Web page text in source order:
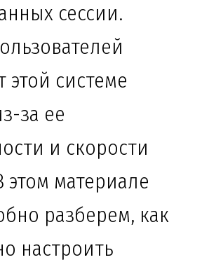
сессии.
этой системе
за ее
и скорости
этом материале
разберем, как
настроить